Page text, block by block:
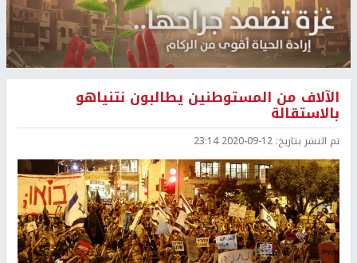
الآلاف من المستوطنين يطالبون نتنياهو
بالاستقالة
تم النشر بتاريخ: 2020-09-12 23:14